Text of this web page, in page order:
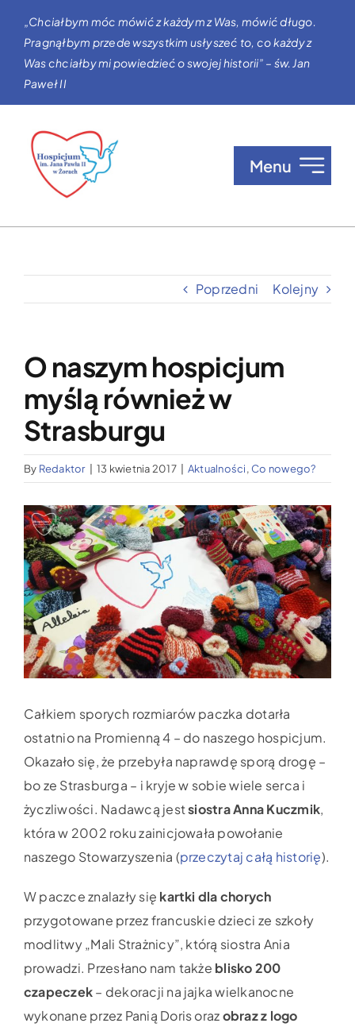
zawartości
„Chciałbym móc mówić z każdym z Was, mówić długo.
Pragnąłbym przede wszystkim usłyszeć to, co każdy z
Was chciałby mi powiedzieć o swojej historii” – św. Jan
Paweł II
Menu
Wypożyczalnia sprzętu medycznego
Aktualności
Jak możesz nam pomóc?
Kontakt
Poprzedni Kolejny
O naszym hospicjum
myślą również w
Strasburgu
By Redaktor 13 kwietnia 2017 Aktualności, Co nowego?
Pokaż
większy
obrazek
Całkiem sporych rozmiarów paczka dotarła
ostatnio na Promienną 4 – do naszego hospicjum.
Okazało się, że przebyła naprawdę sporą drogę –
bo ze Strasburga – i kryje w sobie wiele serca i
życzliwości. Nadawcą jestsiostra Anna Kuczmik,
która w 2002 roku zainicjowała powołanie
naszego Stowarzyszenia (przeczytaj całą historię).
W paczce znalazły się kartki dla chorych
przygotowane przez francuskie dzieci ze szkoły
modlitwy „Mali Strażnicy”, którą siostra Ania
prowadzi. Przesłano nam także blisko 200
czapeczek– dekoracji na jajka wielkanocne
wykonane przez Panią Doris orazobraz z logo